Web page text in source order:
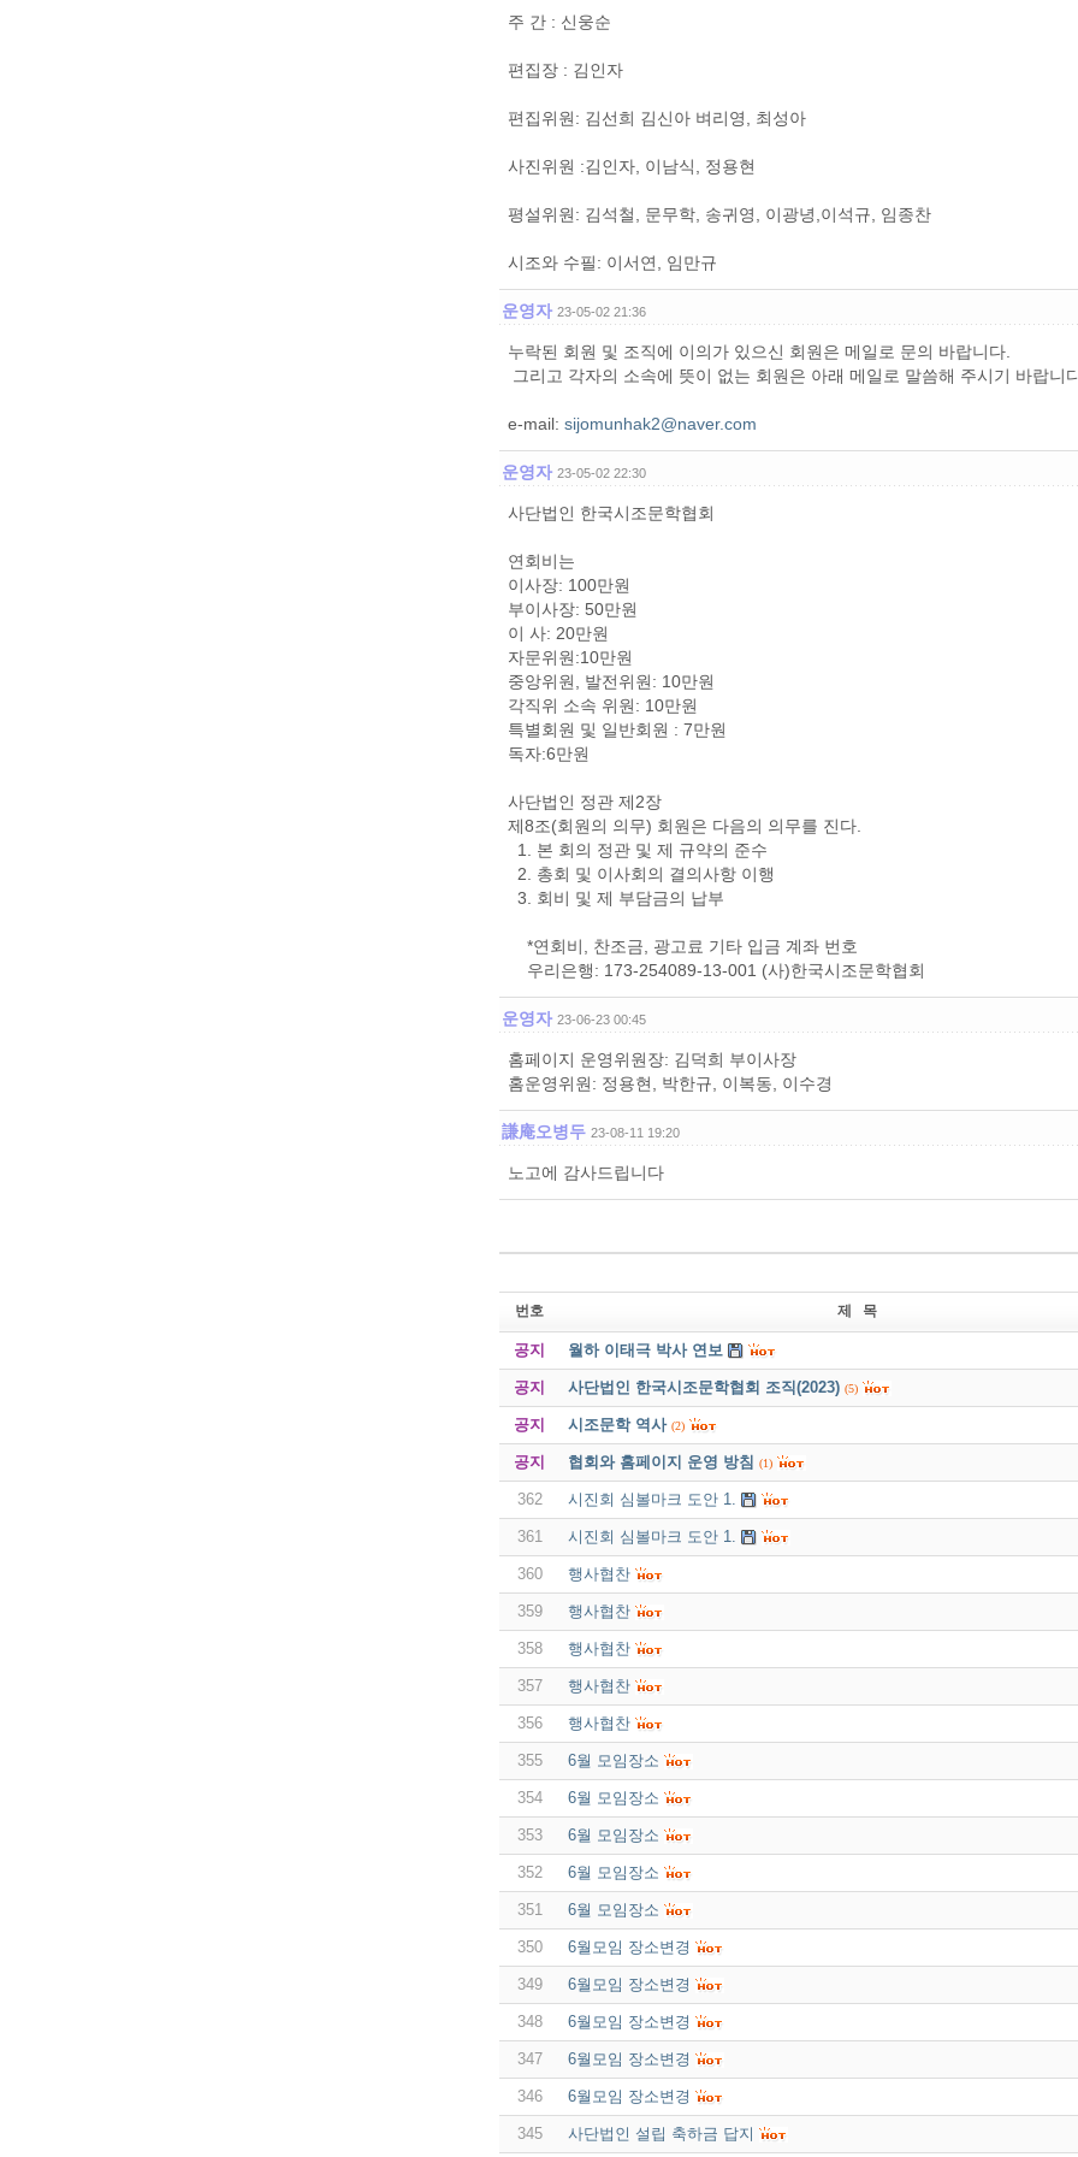
주 간 : 신웅순
편집장 : 김인자
편집위원: 김선희 김신아 벼리영, 최성아
사진위원 :김인자, 이남식, 정용현
평설위원: 김석철, 문무학, 송귀영, 이광녕,이석규, 임종찬
시조와 수필: 이서연, 임만규
운영자 23-05-02 21:36
누락된 회원 및 조직에 이의가 있으신 회원은 메일로 문의 바랍니다.
그리고 각자의 소속에 뜻이 없는 회원은 아래 메일로 말씀해 주시기 바랍니
e-mail: sijomunhak2@naver.com
운영자 23-05-02 22:30
사단법인 한국시조문학협회
연회비는
이사장: 100만원
부이사장: 50만원
이 사: 20만원
자문위원:10만원
중앙위원, 발전위원: 10만원
각직위 소속 위원: 10만원
특별회원 및 일반회원 : 7만원
독자:6만원
사단법인 정관 제2장
제8조(회원의 의무) 회원은 다음의 의무를 진다.
1. 본 회의 정관 및 제 규약의 준수
2. 총회 및 이사회의 결의사항 이행
3. 회비 및 제 부담금의 납부
*연회비, 찬조금, 광고료 기타 입금 계좌 번호
우리은행: 173-254089-13-001 (사)한국시조문학협회
운영자 23-06-23 00:45
홈페이지 운영위원장: 김덕희 부이사장
홈운영위원: 정용현, 박한규, 이복동, 이수경
謙庵오병두 23-08-11 19:20
노고에 감사드립니다
번호 제 목
공지 월하 이태극 박사 연보
공지 사단법인 한국시조문학협회 조직(2023) (5)
공지 시조문학 역사 (2)
공지 협회와 홈페이지 운영 방침 (1)
362 시진회 심볼마크 도안 1.
361 시진회 심볼마크 도안 1.
360 행사협찬
359 행사협찬
358 행사협찬
357 행사협찬
356 행사협찬
355 6월 모임장소
354 6월 모임장소
353 6월 모임장소
352 6월 모임장소
351 6월 모임장소
350 6월모임 장소변경
349 6월모임 장소변경
348 6월모임 장소변경
347 6월모임 장소변경
346 6월모임 장소변경
345 사단법인 설립 축하금 답지